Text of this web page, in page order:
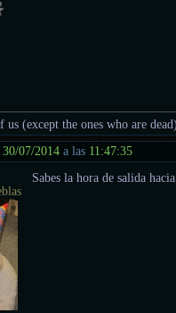
(except the ones who are
30/07/2014 a las 11:47:35
Sabes la hora de salida